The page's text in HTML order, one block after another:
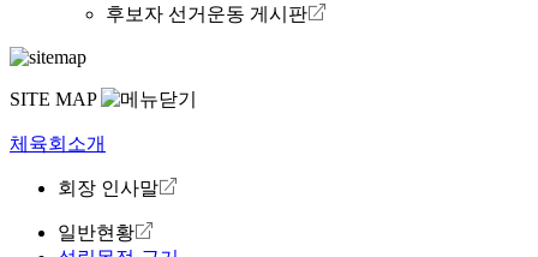
후보자 선거운동 게시판
SITE MAP
체육회소개
회장 인사말
일반현황